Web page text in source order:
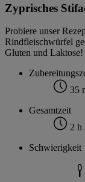
Zyprisches
Probiere unser
Rindfleischwürfel
Gluten und Laktose!
35
Gesamtzeit
2 h
Schwierigkeit